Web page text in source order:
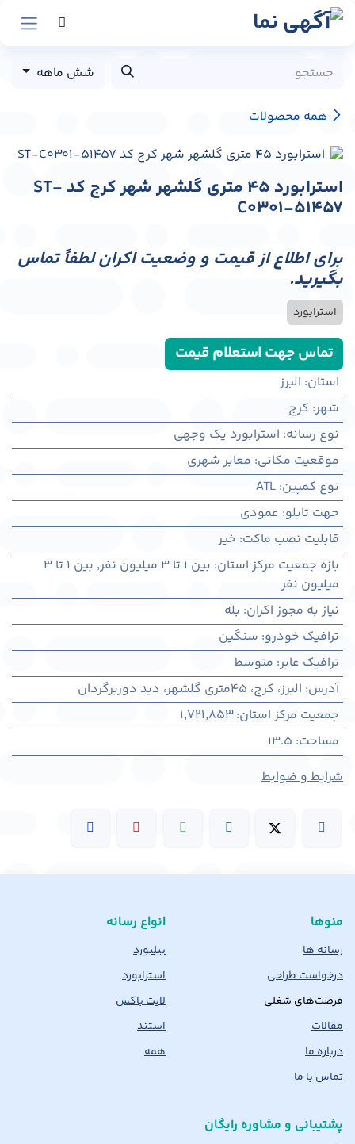
پرش به محتوا
همه محصولات
شش ماهه
استرابورد 45 متری گلشهر شهر کرج کد ST-
C0301-51457
برای اطلاع از قیمت و وضعیت اکران لطفاً تماس
بگیرید.
استرابورد
تماس جهت استعلام قیمت
استان: البرز
شهر: كرج
نوع رسانه: استرابورد یک وجهی
موقعیت مکانی: معابر شهری
نوع کمپین:
ATL
جهت تابلو: عمودی
قابلیت نصب ماکت: خیر
بازه جمعیت مرکز استان: بین ۱ تا ۳ میلیون نفر ,
بین ۱ تا ۳
میلیون نفر
نیاز به مجوز اکران: بله
ترافیک خودرو: سنگین
ترافیک عابر: متوسط
آدرس: البرز، کرج، 45متری گلشهر، دید دوربرگردان
جمعیت مرکز استان:
1,721,853
مساحت:
13.5
شرایط و ضوابط
منوها
رسانه ها
درخواست طراحی
فرصت‌های شغلی
مقالات
درباره ما
تماس با ما
انواع رسانه
بیلبورد
استرابورد
لایت باکس
استند
همه
پشتیبانی و مشاوره رایگان